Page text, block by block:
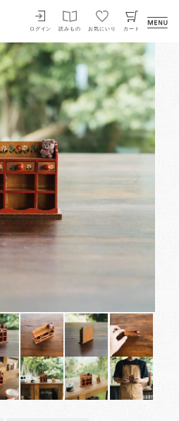
ログイン 読みもの お気にいり カート